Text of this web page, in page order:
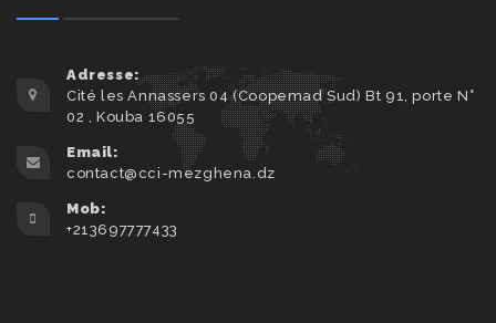
Adresse:
Cité les Annassers 04 (Coopemad Sud) Bt 91, porte N°
02 , Kouba 16055
Email:
contact@cci-mezghena.dz
Mob:
+213697777433